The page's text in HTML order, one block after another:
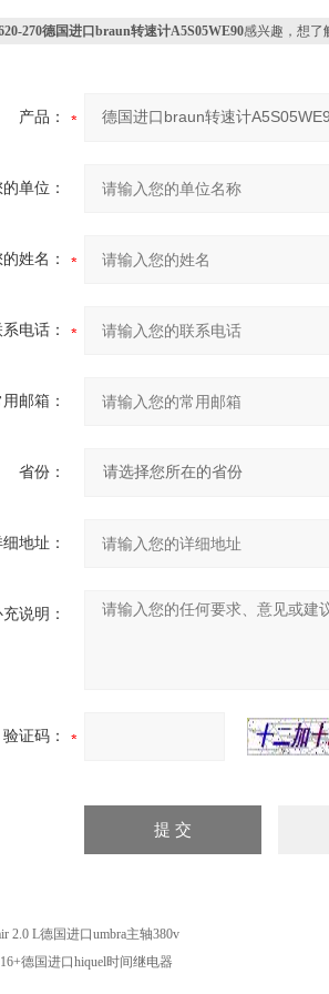
270德国进口braun转速计A5S05WE90感兴趣，想了
产品：
单位：
姓名：
电话：
邮箱：
省份：
地址：
说明：
验证码：
2.0 L德国进口umbra主轴380v
德国进口hiquel时间继电器